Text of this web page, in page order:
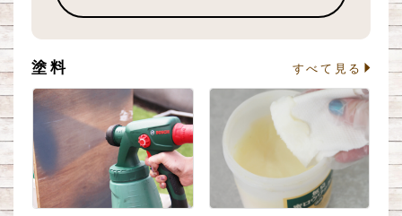
塗料 すべて見る